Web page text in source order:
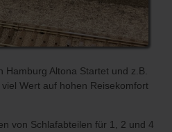
Hamburg Altona Startet und z.B.
Wert auf hohen Reisekomfort
von Schlafabteilen für 1, 2 und 4